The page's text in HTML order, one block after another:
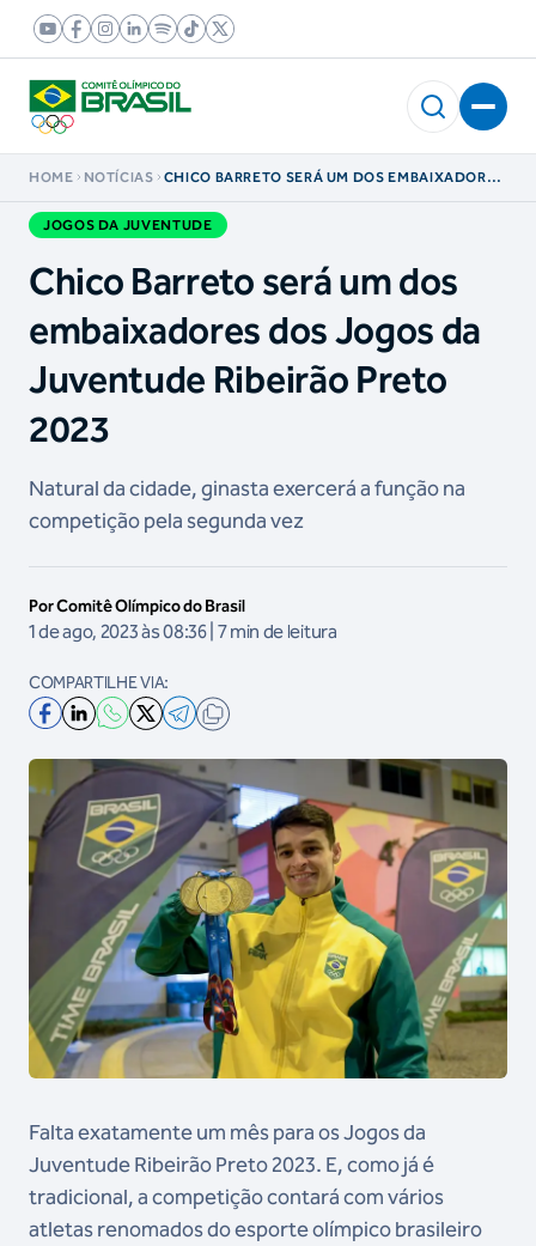
HOME NOTÍCIAS
CHICO BARRETO SERÁ UM DOS EMBAIXADORES
2023
JOGOS DA JUVENTUDE
Chico Barreto será um dos
embaixadores dos Jogos da
Juventude Ribeirão Preto
2023
Natural da cidade, ginasta exercerá a função na
competição pela segunda vez
Por Comitê Olímpico do Brasil
1 de ago, 2023 às 08:36 | 7 min de leitura
COMPARTILHE VIA:
Falta exatamente um mês para os Jogos da
Juventude Ribeirão Preto 2023. E, como já é
tradicional, a competição contará com vários
atletas renomados do esporte olímpico brasileiro